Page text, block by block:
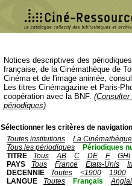
Notices descriptives des
française, de la Cinémathèque de
Cinéma et de l'image animée,
Les titres Cinémagazine et Paris-
coopération avec la BNF.
périodiques)
Sélectionner les critères de
Toutes institutions
La
Tous les périodiques
Périodiques
TITRE
Tous AB C DE F
GHI
PAYS
Tous France Etats-Unis
DECENNIE
Toutes <1900
1900
LANGUE
Toutes Français